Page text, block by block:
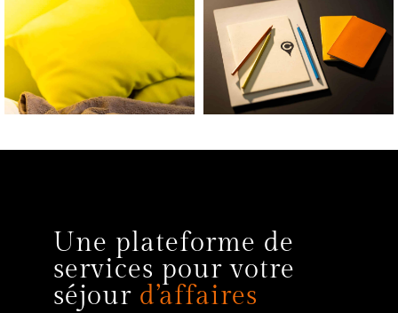
Une plateforme de
services pour votre
séjour d’affaires